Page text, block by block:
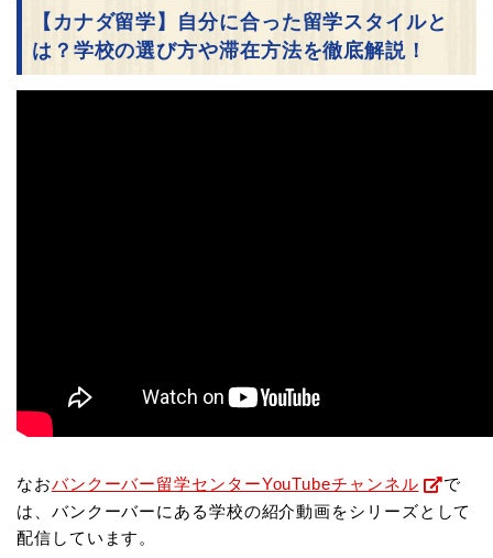
【カナダ留学】自分に合った留学スタイルと
は？学校の選び方や滞在方法を徹底解説！
なおバンクーバー留学センターYouTubeチャンネル
で
は、バンクーバーにある学校の紹介動画をシリーズとして
配信しています。